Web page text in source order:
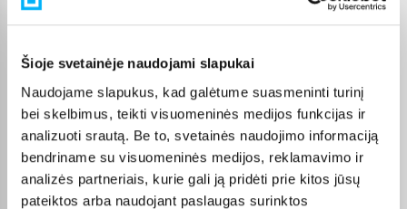
Šioje svetainėje naudojami slapukai
Naudojame slapukus, kad galėtume suasmeninti turinį
bei skelbimus, teikti visuomeninės medijos funkcijas ir
analizuoti srautą. Be to, svetainės naudojimo informaciją
bendriname su visuomeninės medijos, reklamavimo ir
analizės partneriais, kurie gali ją pridėti prie kitos jūsų
pateiktos arba naudojant paslaugas surinktos
Pirkėjų atsiliepimai apie prekes
Gytis Š.
Patvirtintas pirkėjas
Tyli, tvirta ir patvari
Neringa R.
Patvirtintas pirkėjas